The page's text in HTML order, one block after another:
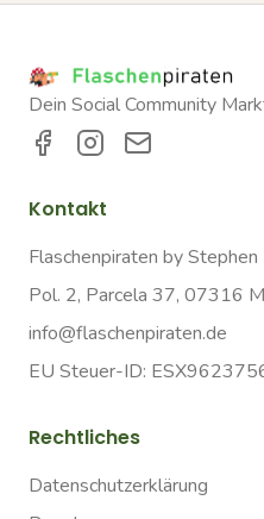
Dein Social Community
Kontakt
Flaschenpiraten by
Pol. 2, Parcela 37, 07316
info@flaschenpiraten.de
EU Steuer-ID:
Rechtliches
Datenschutzerklärung